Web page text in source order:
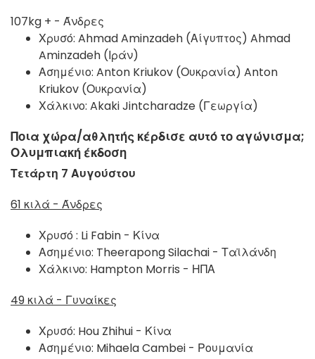
107kg + - Άνδρες
Χρυσό: Ahmad Aminzadeh (Αίγυπτος) Ahmad
Aminzadeh (Ιράν)
Ασημένιο: Anton Kriukov (Ουκρανία) Anton
Kriukov (Ουκρανία)
Χάλκινο: Akaki Jintcharadze (Γεωργία)
Ποια χώρα/αθλητής κέρδισε αυτό το αγώνισμα;
Ολυμπιακή έκδοση
Τετάρτη 7 Αυγούστου
61 κιλά - Άνδρες
Χρυσό : Li Fabin - Κίνα
Ασημένιο: Theerapong Silachai - Ταϊλάνδη
Χάλκινο: Hampton Morris - ΗΠΑ
49 κιλά - Γυναίκες
Χρυσό: Hou Zhihui - Κίνα
Ασημένιο: Mihaela Cambei - Ρουμανία